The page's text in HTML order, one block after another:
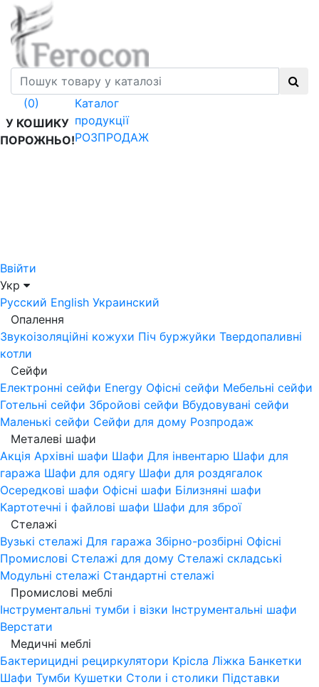
(0)
У КОШИКУ
ПОРОЖНЬО!
Каталог
продукції
РОЗПРОДАЖ
Ввійти
Укр
Русский English Украинский
Опалення
Звукоізоляційні кожухи Піч буржуйки Твердопаливні
котли
Сейфи
Електронні сейфи Energy Офісні сейфи Мебельні сейфи
Готельні сейфи Збройові сейфи Вбудовувані сейфи
Маленькі сейфи Сейфи для дому Розпродаж
Металеві шафи
Акція Архівні шафи Шафи Для інвентарю Шафи для
гаража Шафи для одягу Шафи для роздягалок
Осередкові шафи Офісні шафи Білизняні шафи
Картотечні і файлові шафи Шафи для зброї
Стелажі
Вузькі стелажі Для гаража Збірно-розбірні Офісні
Промислові Стелажі для дому Стелажі складські
Модульні стелажі Стандартні стелажі
Промислові меблі
Інструментальні тумби і візки Інструментальні шафи
Верстати
Медичні меблі
Бактерицидні рециркулятори Крісла Ліжка Банкетки
Шафи Тумби Кушетки Столи і столики Підставки